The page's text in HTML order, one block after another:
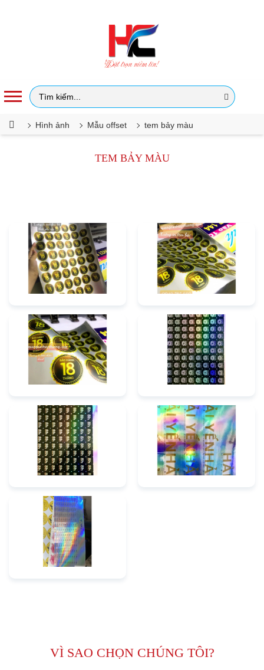
Hình ảnh Mẫu offset tem bảy màu
TEM BẢY MÀU
VÌ SAO CHỌN CHÚNG TÔI?